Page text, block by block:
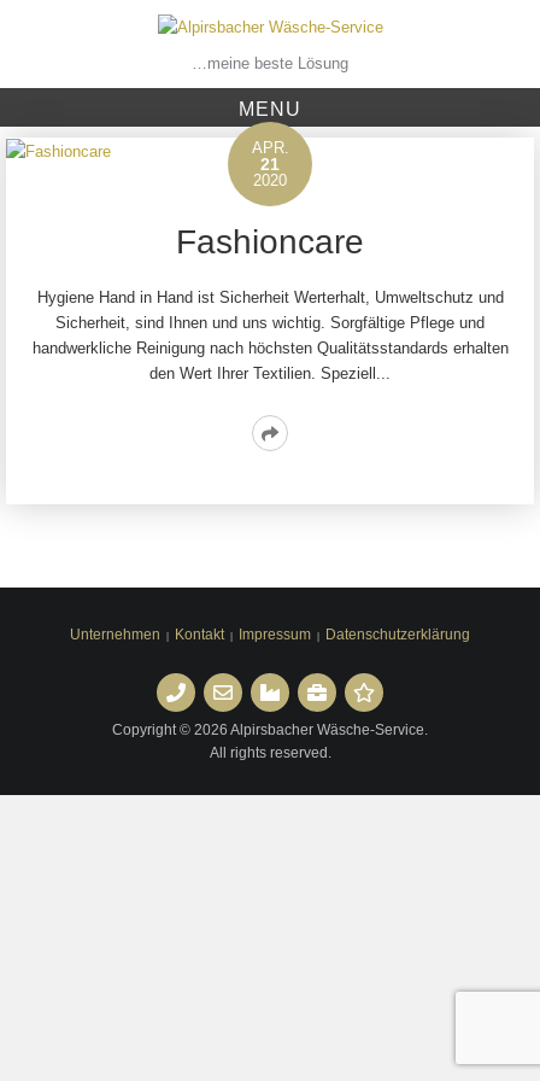
…meine beste Lösung
MENU
APR.
21
2020
Fashioncare
Hygiene Hand in Hand ist Sicherheit Werterhalt, Umweltschutz und
Sicherheit, sind Ihnen und uns wichtig. Sorgfältige Pflege und
handwerkliche Reinigung nach höchsten Qualitätsstandards erhalten
den Wert Ihrer Textilien. Speziell...
Read
Unternehmen Kontakt Impressum Datenschutzerklärung
KontaktAnfrage UnternehmenStellenangebote
Feedback
Copyright © 2026 Alpirsbacher Wäsche-Service.
All rights reserved.